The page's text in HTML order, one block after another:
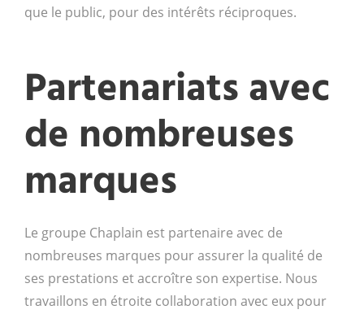
que le public, pour des intérêts réciproques.
Partenariats avec
de nombreuses
marques
Le groupe Chaplain est partenaire avec de
nombreuses marques pour assurer la qualité de
ses prestations et accroître son expertise. Nous
travaillons en étroite collaboration avec eux pour